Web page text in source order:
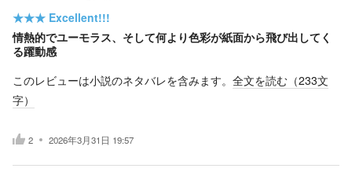
★★★ Excellent!!!
情熱的でユーモラス、そして何より色彩が紙面から飛び出してく
る躍動感
このレビューは小説のネタバレを含みます。 全文を読む（233文
字）
2 2026年3月31日 19:57